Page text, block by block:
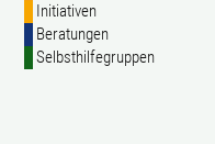
Initiativen
Beratungen
Selbsthilfegruppen